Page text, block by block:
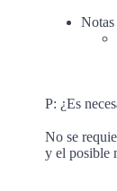
P: ¿Es
No se
y el posible